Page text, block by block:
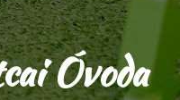
Óvoda